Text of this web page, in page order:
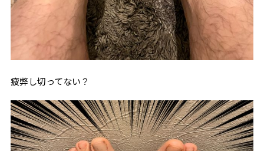
疲弊し切ってない？